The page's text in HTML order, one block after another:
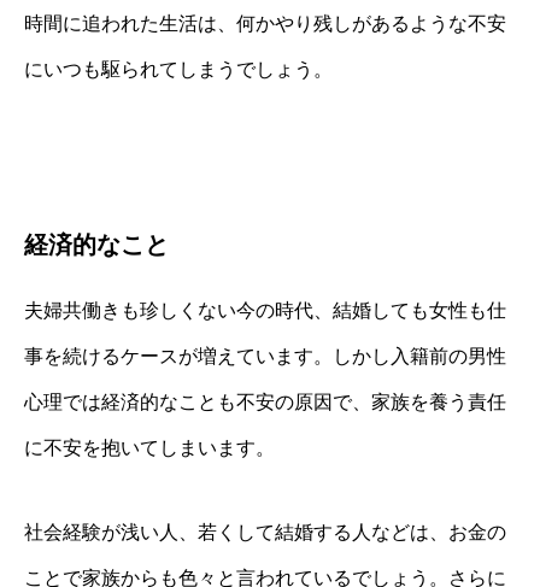
時間に追われた生活は、何かやり残しがあるような不安
にいつも駆られてしまうでしょう。
経済的なこと
夫婦共働きも珍しくない今の時代、結婚しても女性も仕
事を続けるケースが増えています。しかし入籍前の男性
心理では経済的なことも不安の原因で、家族を養う責任
に不安を抱いてしまいます。
社会経験が浅い人、若くして結婚する人などは、お金の
ことで家族からも色々と言われているでしょう。さらに